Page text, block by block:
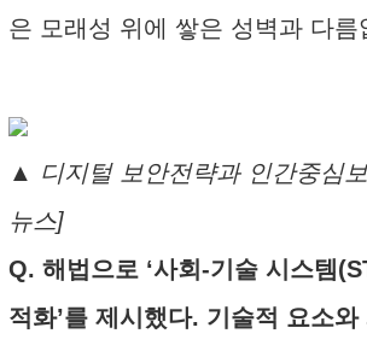
은 모래성 위에 쌓은 성벽과 다름
▲ 디지털 보안전략과 인간중심
뉴스]
Q. 해법으로 ‘사회-기술 시스템
적화’를 제시했다. 기술적 요소와